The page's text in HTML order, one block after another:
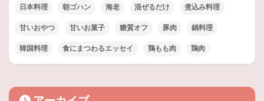
日本料理 朝ゴハン 海老 混ぜるだけ 煮込み料理
甘いおやつ 甘いお菓子 糖質オフ 豚肉 鍋料理
韓国料理 食にまつわるエッセイ 鶏もも肉 鶏肉